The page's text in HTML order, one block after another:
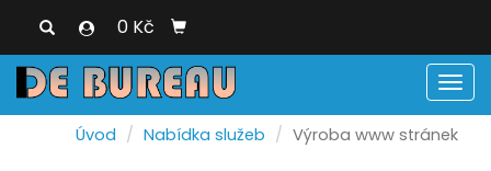
0 Kč
Úvod Nabídka služeb Výroba www stránek